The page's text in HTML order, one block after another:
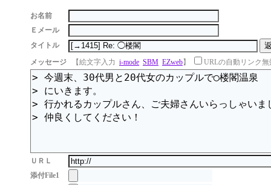
お名前
Ｅメール
タイトル
メッセージ
【絵文字入力 i-mode SBM EZweb】 URLの自動リンク無
ＵＲＬ
添付File1